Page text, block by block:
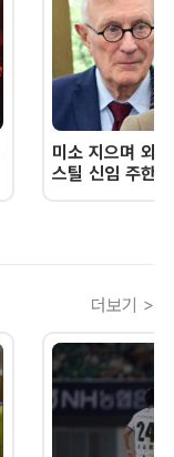
미소 지으며 외
스틸 신임 주한
더보기 >